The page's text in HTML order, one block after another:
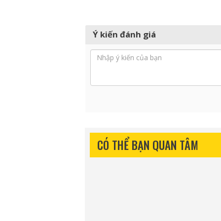
Ý kiến đánh giá
CÓ THỂ BẠN QUAN TÂM